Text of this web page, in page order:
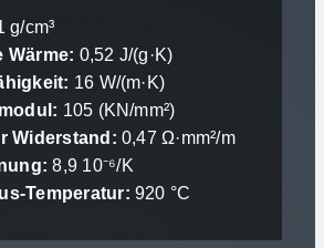
g/cm³
Wärme: 0,52 J/(g·K)
16 W/(m·K)
105 (KN/mm²)
Widerstand: 0,47 Ω·mm²/m
8,9 10⁻⁶/K
Temperatur: 920 °C